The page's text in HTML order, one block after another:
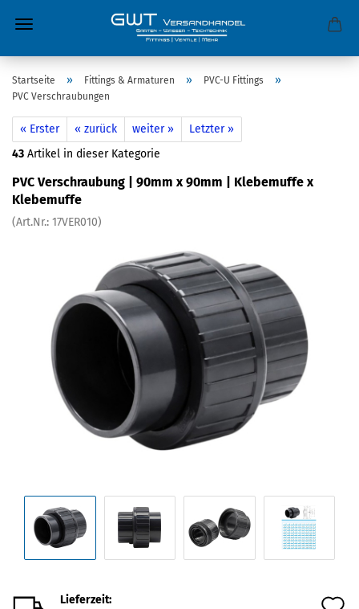
Startseite » Fittings & Armaturen » PVC-U Fittings »
PVC Verschraubungen
« Erster « zurück weiter »
Letzter »
43 Artikel in dieser Kategorie
PVC Verschraubung | 90mm x 90mm | Klebemuffe x
Klebemuffe
(Art.Nr.: 17VER010)
Lieferzeit: